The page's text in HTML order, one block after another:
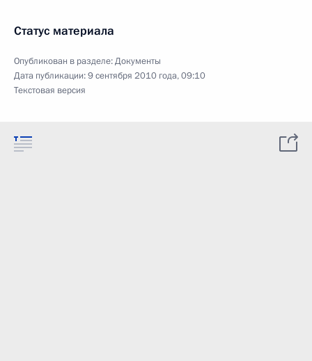
Статус материала
Опубликован в разделе:Документы
Дата публикации:9 сентября 2010 года, 09:10
Текстовая версия